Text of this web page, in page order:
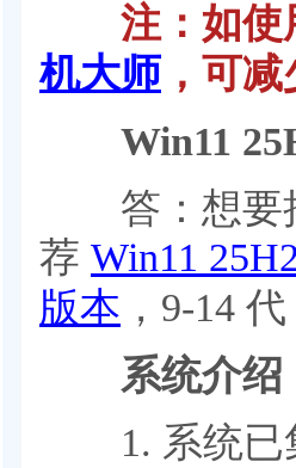
注：如使用
机大师 ，可
Win11
答：想要挥
荐 Win11
版本 ，9-14
系统介绍
1. 系统已集